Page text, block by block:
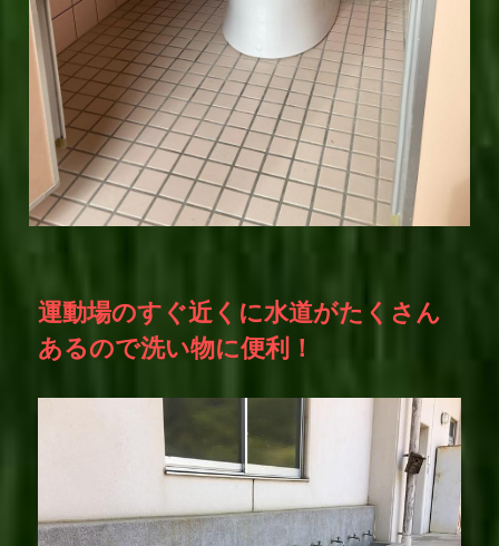
運動場のすぐ近くに水道がたくさん
あるので洗い物に便利！